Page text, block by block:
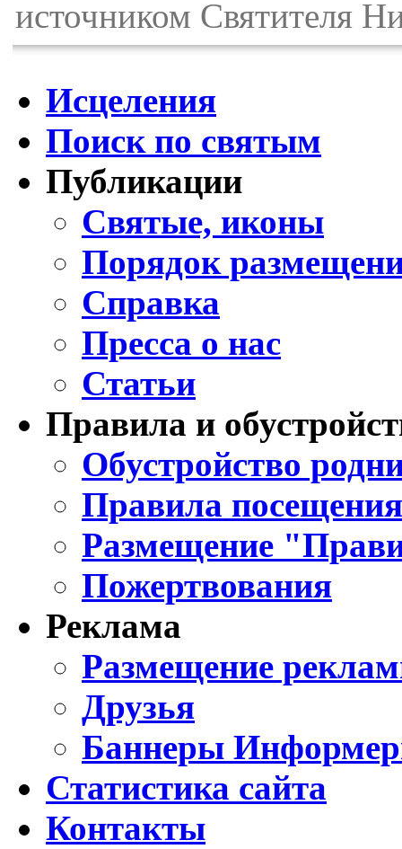
источником Святителя
Исцеления
Поиск по святым
Публикации
Святые, иконы
Порядок
Справка
Пресса о нас
Статьи
Правила и
Обустройство
Правила
Размещение
Пожертвования
Реклама
Размещение
Друзья
Баннеры
Статистика сайта
Контакты